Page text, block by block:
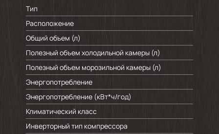
Тип
Расположение
Общий объем (л)
Полезный объем холодильной камеры (л)
Полезный объем морозильной камеры (л)
Энергопотребление
Энергопотребление (кВт*ч/год)
Климатический класс
Инверторный тип компрессора